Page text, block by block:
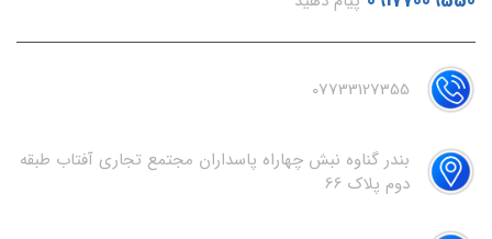
07733127355
بندر گناوه نبش چهاراه پاسداران مجتمع تجاری آفتاب طبقه
دوم پلاک 66